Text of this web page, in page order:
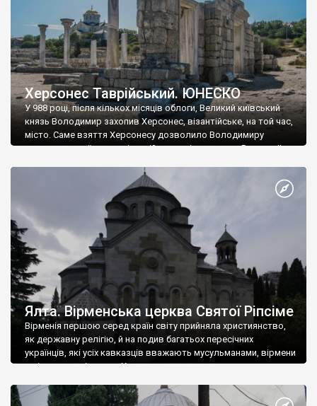
Херсонес Таврійський. ЮНЕСКО
У 988 році, після кількох місяців облоги, Великий київський
князь Володимир захопив Херсонес, візантійське, на той час,
місто. Саме взяття Херсонесу дозволило Володимиру
диктувати свої умови візантійському імператору Василю ІІ, та
Херсонесі Володимир-язичник, став Василем-християнином.
А потім було Хрещення Русі. На честь Херсонесу Таврійського
Ялта. Вірменська церква Святої Ріпсіме
Вірменія першою серед країн світу прийняла християнство,
як державну релігію, й на подив багатьох пересічних
українців, які усіх кавказців вважають мусульманами, вірмени
є відданими вірянами Христа